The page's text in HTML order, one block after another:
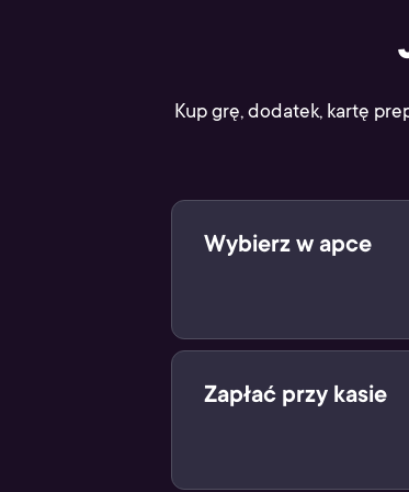
Kup grę, dodatek, kartę
Wybierz w apce
Zapłać przy kasie